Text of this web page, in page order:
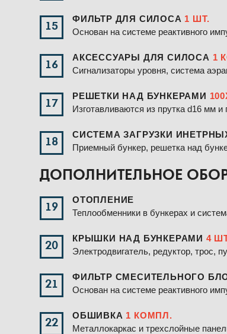
15
ФИЛЬТР ДЛЯ СИЛОСА 1 ШТ.
Основан на системе реактивного
16
АКСЕССУАРЫ ДЛЯ СИЛОСА 1
Сигнализаторы уровня, система
17
РЕШЕТКИ НАД БУНКЕРАМИ
Изготавливаются из прутка d16 мм
18
СИСТЕМА ЗАГРУЗКИ
Приемный бункер, решетка над
ДОПОЛНИТЕЛЬНОЕ
19
ОТОПЛЕНИЕ
Теплообменники в бункерах и
20
КРЫШКИ НАД БУНКЕРАМИ 4
Электродвигатель, редуктор, трос,
21
ФИЛЬТР СМЕСИТЕЛЬНОГО
Основан на системе реактивного
22
ОБШИВКА 1 КОМПЛ.
Металлокаркас и трехслойные